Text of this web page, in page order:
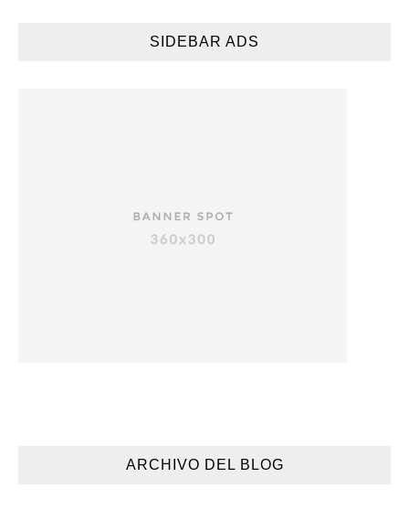
SIDEBAR ADS
ARCHIVO DEL BLOG